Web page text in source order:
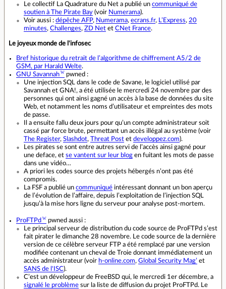
Le collectif La Quadrature du Net a publié un communiqué de
soutien à The Pirate Bay (voir Numerama).
Voir aussi : dépêche AFP, Numerama, ecrans.fr, L’Express, 20
minutes, Challenges, ZD Net et CNet France.
Le joyeux monde de l'infosec
Bref historique du retrait de l’algorithme de chiffrement A5/2 de
GSM, par Harald Welte.
GNU Savannah
pwned :
Une injection SQL dans le code de Savane, le logiciel utilisé par
Savannah et GNA!, a été utilisée le mercredi 24 novembre par des
personnes qui ont ainsi gagné un accès à la base de données du site
Web, et notamment les noms d’utilisateur et empreintes des mots
de passe.
Il a ensuite fallu deux jours pour qu’un compte administrateur soit
cassé par force brute, permettant un accès illégal au système (voir
The Register, Slashdot, Threat Post et developpez.com).
Les pirates se sont entre autres servi de l’accès ainsi gagné pour
une deface, et se vantent sur leur blog en fuitant les mots de passe
dans une vidéo…
A priori les codes source des projets hébergés n’ont pas été
compromis.
La FSF a publié un communiqué intéressant donnant un bon aperçu
de l’évolution de l’affaire, depuis l’exploitation de l’injection SQL
jusqu’à la mise hors ligne du serveur pour analyse post-mortem.
ProFTPd
pwned aussi :
Le principal serveur de distribution du code source de ProFTPd s’est
fait pirater le dimanche 28 novembre. Le code source de la dernière
version de ce célèbre serveur FTP a été remplacé par une version
modifiée contenant un cheval de Troie donnant immédiatement un
accès administrateur (voir h-online.com, Global Security Mag’ et
SANS de l'ISC).
C’est un développeur de FreeBSD qui, le mercredi 1er décembre, a
signalé le problème sur la liste de diffusion du projet ProFTPd. Le